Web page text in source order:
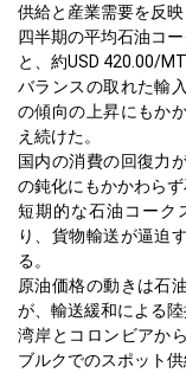
供給と産業需要を反映
四半期の平均石油コ
と、約USD 420.00/MT
バランスの取れた輸
の傾向の上昇にもか
え続けた。
国内の消費の回復力
の鈍化にもかかわら
短期的な石油コーク
り、貨物輸送が逼迫
る。
原油価格の動きは石
が、輸送緩和による陸
湾岸とコロンビアか
ブルクでのスポット